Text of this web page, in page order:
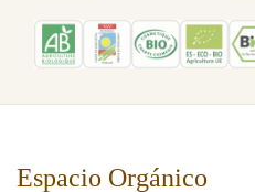
Espacio Orgánico